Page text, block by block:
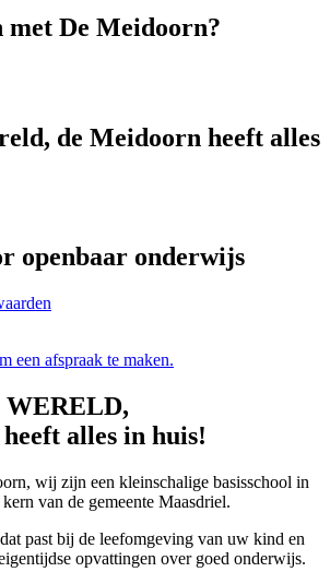
met De Meidoorn?
de Meidoorn heeft alles
openbaar onderwijs
een afspraak te maken.
alles in huis!
wij zijn een kleinschalige basisschool in
van de gemeente Maasdriel.
past bij de leefomgeving van uw kind en
opvattingen over goed onderwijs.